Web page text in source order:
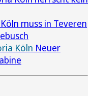
muss in Teveren
Köln Neuer